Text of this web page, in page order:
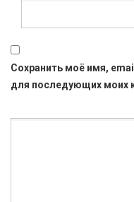
Сохранить моё имя,
для последующих моих